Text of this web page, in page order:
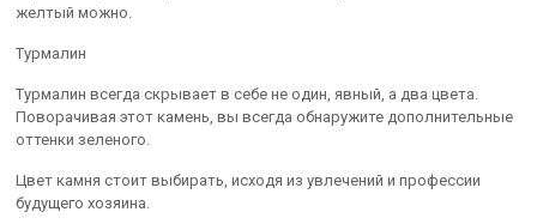
желтый можно.
Турмалин
Турмалин всегда скрывает в себе не один, явный, а два цвета.
Поворачивая этот камень, вы всегда обнаружите дополнительные
оттенки зеленого.
Цвет камня стоит выбирать, исходя из увлечений и профессии
будущего хозяина.